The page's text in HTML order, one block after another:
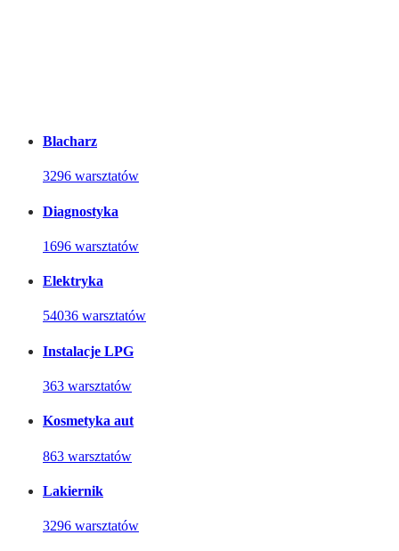
Blacharz
3296 warsztatów
Diagnostyka
1696 warsztatów
Elektryka
54036 warsztatów
Instalacje LPG
363 warsztatów
Kosmetyka aut
863 warsztatów
Lakiernik
3296 warsztatów